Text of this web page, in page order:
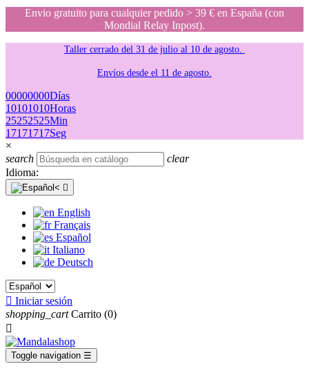
Envio gratuito para cualquier pedido > 39 € en España (con
Mondial Relay Inpost).
Taller cerrado del 31 de julio al 10 de agosto.
Envíos desde el 11 de agosto.
00000000Días
10101010Horas
25252525Min
17171717Seg
×
search
clear
Idioma:

English
Français
Español
Italiano
Deutsch
 Iniciar sesión
shopping_cart Carrito (0)

Toggle navigation ☰